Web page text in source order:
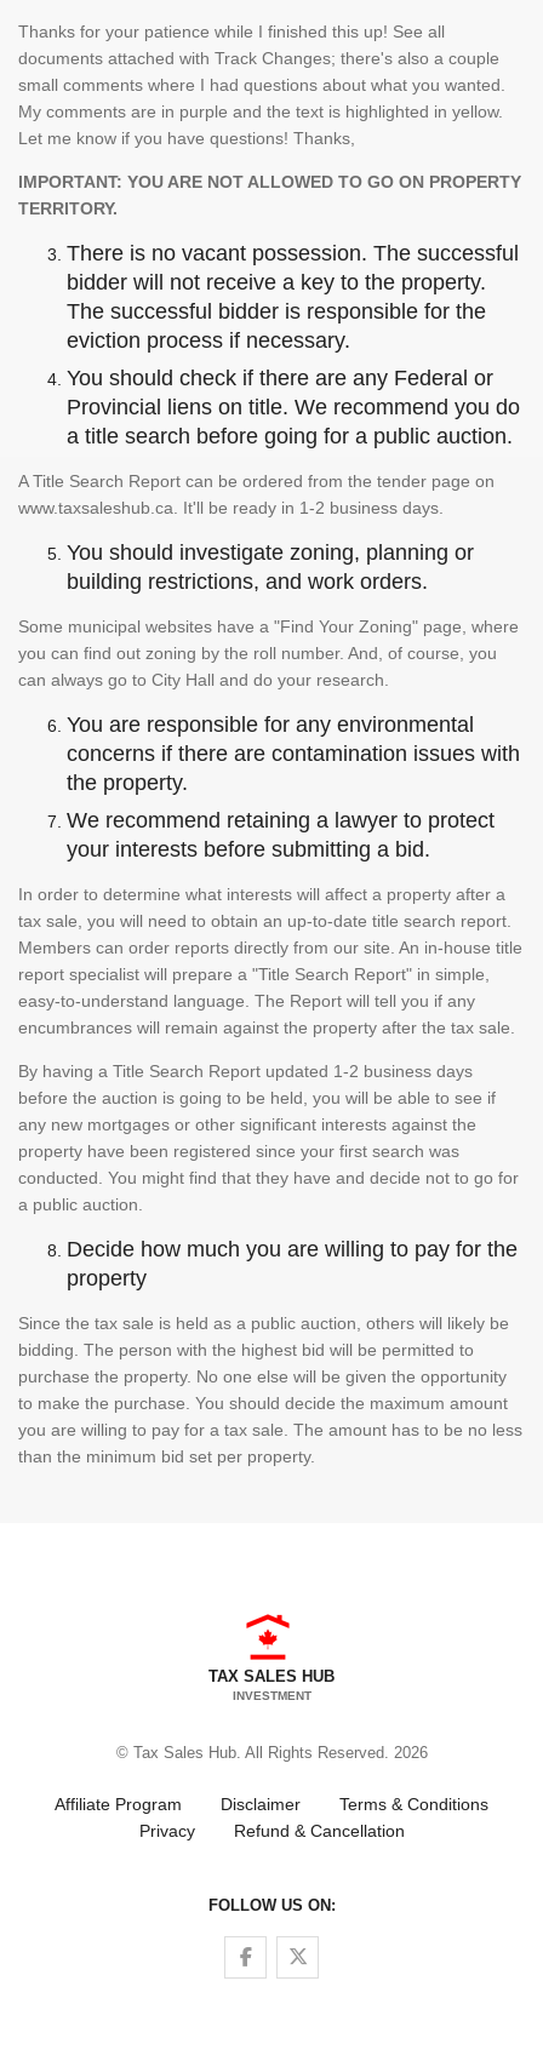
Thanks for your patience while I finished this up! See all
documents attached with Track Changes; there's also a couple
small comments where I had questions about what you wanted.
My comments are in purple and the text is highlighted in yellow.
Let me know if you have questions! Thanks,
IMPORTANT: YOU ARE NOT ALLOWED TO GO ON PROPERTY
TERRITORY.
There is no vacant possession. The successful
bidder will not receive a key to the property.
The successful bidder is responsible for the
eviction process if necessary.
You should check if there are any Federal or
Provincial liens on title. We recommend you do
a title search before going for a public auction.
A Title Search Report can be ordered from the tender page on
www.taxsaleshub.ca. It'll be ready in 1-2 business days.
You should investigate zoning, planning or
building restrictions, and work orders.
Some municipal websites have a "Find Your Zoning" page, where
you can find out zoning by the roll number. And, of course, you
can always go to City Hall and do your research.
You are responsible for any environmental
concerns if there are contamination issues with
the property.
We recommend retaining a lawyer to protect
your interests before submitting a bid.
In order to determine what interests will affect a property after a
tax sale, you will need to obtain an up-to-date title search report.
Members can order reports directly from our site. An in-house title
report specialist will prepare a "Title Search Report" in simple,
easy-to-understand language. The Report will tell you if any
encumbrances will remain against the property after the tax sale.
By having a Title Search Report updated 1-2 business days
before the auction is going to be held, you will be able to see if
any new mortgages or other significant interests against the
property have been registered since your first search was
conducted. You might find that they have and decide not to go for
a public auction.
Decide how much you are willing to pay for the
property
Since the tax sale is held as a public auction, others will likely be
bidding. The person with the highest bid will be permitted to
purchase the property. No one else will be given the opportunity
to make the purchase. You should decide the maximum amount
you are willing to pay for a tax sale. The amount has to be no less
than the minimum bid set per property.
TAX SALES HUB
INVESTMENT
© Tax Sales Hub. All Rights Reserved. 2026
Affiliate Program Disclaimer
Terms & Conditions
Privacy
Refund & Cancellation
FOLLOW US ON:
Follow us on Facebook
Follow us on Twitter